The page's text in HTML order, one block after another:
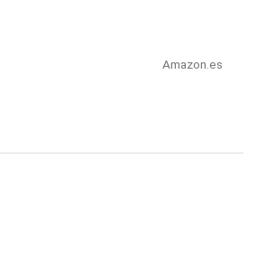
Amazon.es